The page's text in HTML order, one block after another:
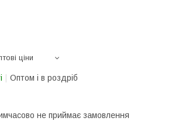
ціни
Оптом і в роздріб
не приймає замовлення